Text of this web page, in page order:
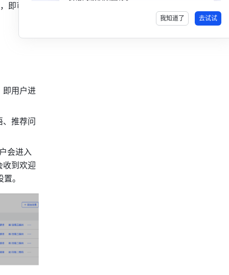
我知道了 去试试
即可进
即用户进
推荐问
会进入
收到欢迎
。
3. 添加、停用或删除分享场景​